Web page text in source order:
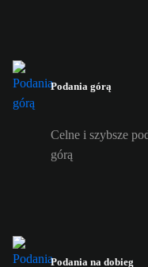
Podania górą
Celne i szybsze
górą
Podania na dobieg